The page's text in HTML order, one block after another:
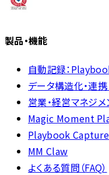
製品・機能
自動記録：
データ構造化・連
営業・経営マネジ
Magic Moment
Playbook Capture
MM Claw
よくある質問（FAQ）